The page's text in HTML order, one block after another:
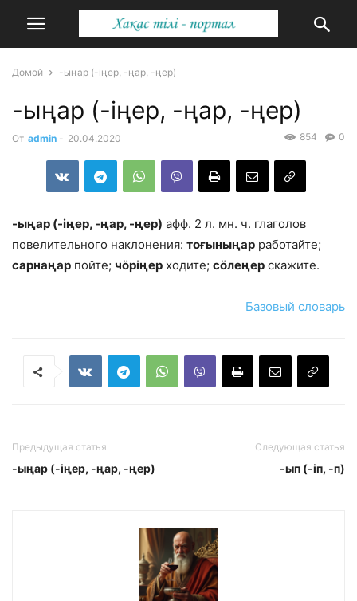
Домой -ыңар (-іңер, -ңар, -ңер)
-ыңар (-іңер, -ңар, -ңер)
От admin - 20.04.2020 0
854
-ыңар (-іңер, -ңар, -ңер) афф. 2 л. мн. ч. глаголов
повелительного наклонения: тоғыныңар работайте;
сарнаңар пойте; чӧріңер ходите; сӧлеңер скажите.
Базовый словарь
Предыдущая статья
-ыңар (-іңер, -ңар, -ңер)
Следующая статья
-ып (-iп, -п)